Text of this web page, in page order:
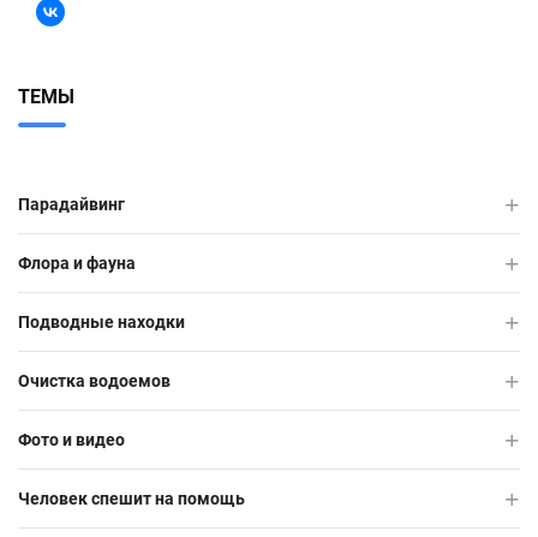
ТЕМЫ
Парадайвинг
Флора и фауна
Подводные находки
Очистка водоемов
Фото и видео
Человек спешит на помощь